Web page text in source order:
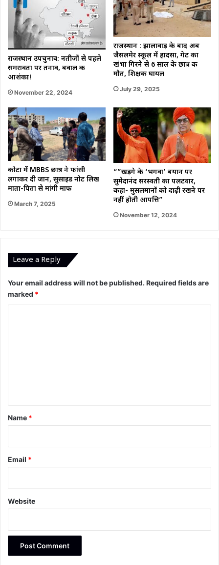
राजस्थान उपचुनाव: नतीजों से पहले
समरावता पर तनाव, बवाल की
आशंका!
November 22, 2024
राजस्थान : झालावाड़ के बाद अब
जैसलमेर स्कूल में हादसा, गेट का
खंभा गिरने से 6 साल के छात्र की
मौत, शिक्षक घायल
July 29, 2025
कोटा में MBBS छात्र ने फांसी
लगाकर दी जान, सुसाइड नोट लिख
माता-पिता से मांगी माफी
March 7, 2025
“”खड़गे के ‘भगवा’ बयान पर
सुमेदानंद सरस्वती का पलटवार,
कहा- मुसलमानों को दाढ़ी रखने पर
नहीं होती आपत्ति”
November 12, 2024
Leave a Reply
Your email address will not be published. Required fields are
marked *
*
Name *
Email *
Website